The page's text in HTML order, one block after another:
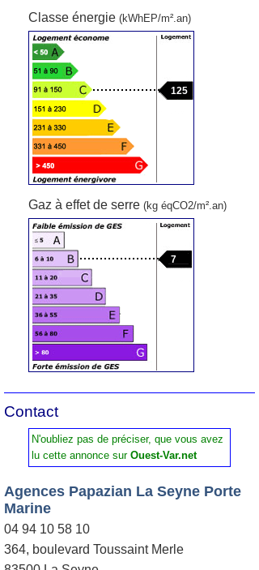
Classe énergie (kWhEP/m².an)
125
Gaz à effet de serre (kg éqCO2/m².an)
7
Contact
N'oubliez pas de préciser, que vous avez
lu cette annonce sur Ouest-Var.net
Agences Papazian La Seyne Porte
Marine
04 94 10 58 10
364, boulevard Toussaint Merle